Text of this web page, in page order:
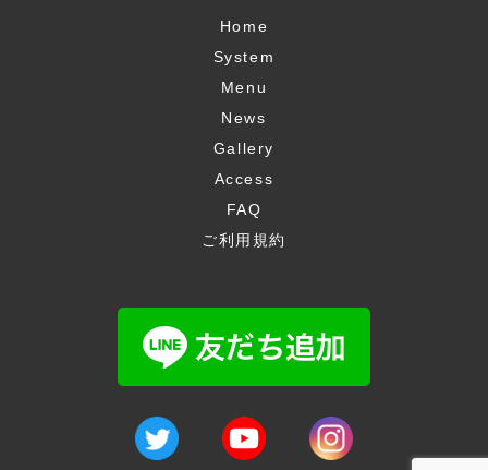
Home
System
Menu
News
Gallery
Access
FAQ
ご利用規約